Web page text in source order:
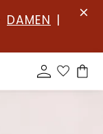
DAMEN |